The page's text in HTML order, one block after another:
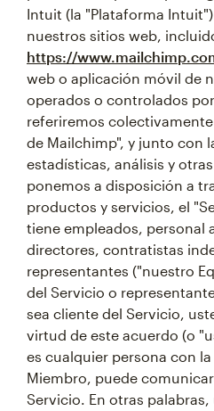
Intuit (la "Plataforma
nuestros sitios web,
https://
web o aplicación móvil de
operados o controlados
referiremos
de Mailchimp", y junto con
estadísticas, análisis y
ponemos a disposición a
productos y servicios, el
tiene empleados, personal
directores, contratistas
representantes ("nuestro
del Servicio o
sea cliente del Servicio,
virtud de este acuerdo (o
es cualquier persona con
Miembro, puede
Servicio. En otras